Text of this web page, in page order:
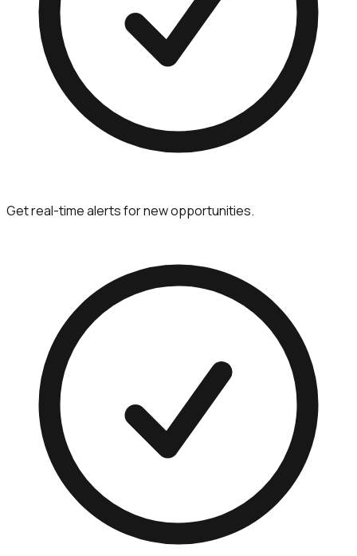
Get real-time alerts for new opportunities.